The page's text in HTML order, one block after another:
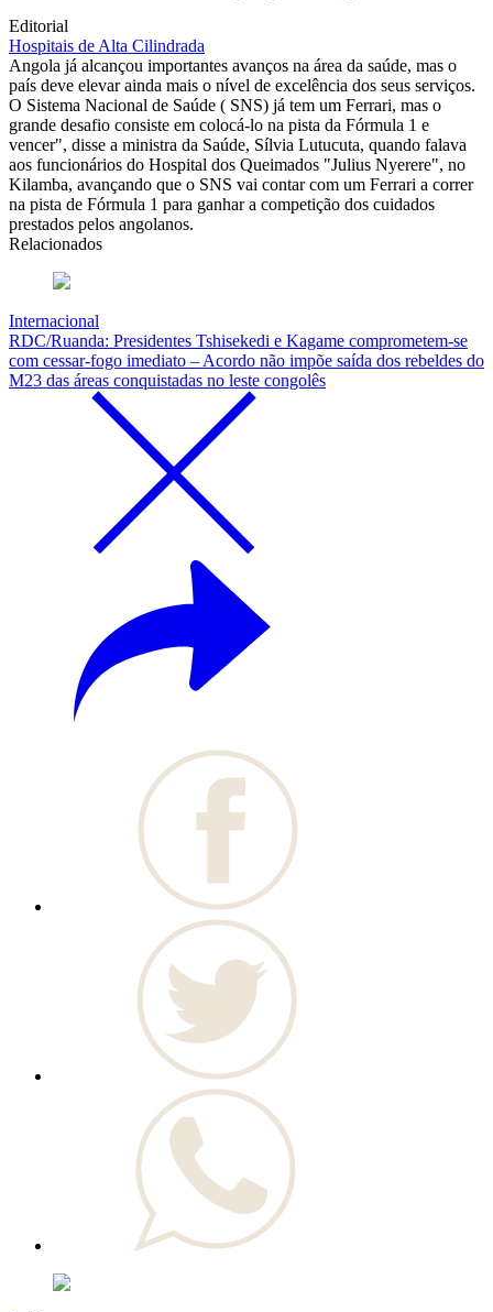
Editorial
Hospitais de Alta Cilindrada
Angola já alcançou importantes avanços na área da saúde, mas o
país deve elevar ainda mais o nível de excelência dos seus serviços.
O Sistema Nacional de Saúde ( SNS) já tem um Ferrari, mas o
grande desafio consiste em colocá-lo na pista da Fórmula 1 e
vencer", disse a ministra da Saúde, Sílvia Lutucuta, quando falava
aos funcionários do Hospital dos Queimados "Julius Nyerere", no
Kilamba, avançando que o SNS vai contar com um Ferrari a correr
na pista de Fórmula 1 para ganhar a competição dos cuidados
prestados pelos angolanos.
Relacionados
Internacional
RDC/Ruanda: Presidentes Tshisekedi e Kagame comprometem-se
com cessar-fogo imediato – Acordo não impõe saída dos rebeldes do
M23 das áreas conquistadas no leste congolês